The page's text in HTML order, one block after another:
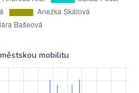
mobilitu